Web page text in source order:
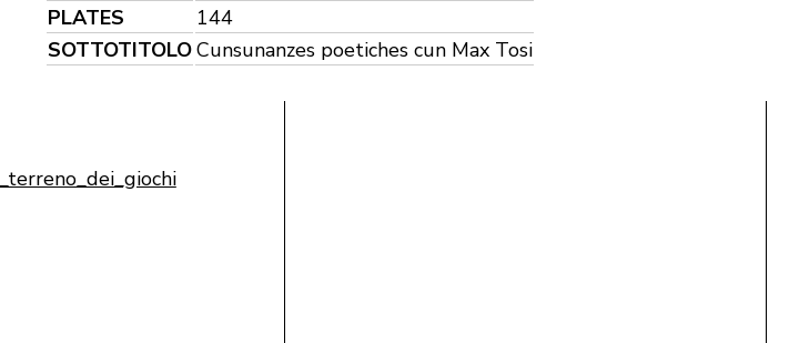
PLATES
144
SOTTOTITOLOCunsunanzes poetiches cun Max Tosi